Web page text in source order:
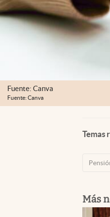
Fuente: Canva
Fuente: Canva
Temas
Más